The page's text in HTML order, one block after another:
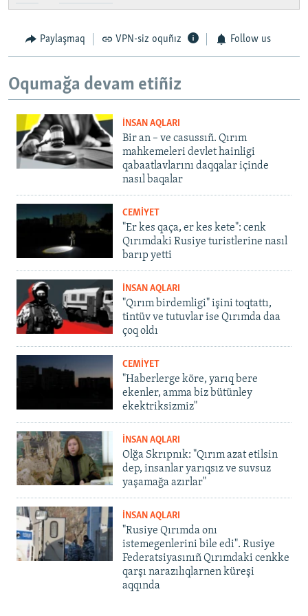
Paylaşmaq VPN-siz oquñız Follow us
Oqumağa devam etiñiz
İNSAN AQLARI
Bir an – ve casussıñ. Qırım
mahkemeleri devlet hainligi
qabaatlavlarını daqqalar içinde
nasıl baqalar
CEMİYET
"Er kes qaça, er kes kete": cenk
Qırımdaki Rusiye turistlerine nasıl
barıp yetti
İNSAN AQLARI
"Qırım birdemligi" işini toqtattı,
tintüv ve tutuvlar ise Qırımda daa
çoq oldı
CEMİYET
"Haberlerge köre, yarıq bere
ekenler, amma biz bütünley
ekektriksizmiz"
İNSAN AQLARI
Olğa Skrıpnık: "Qırım azat etilsin
dep, insanlar yarıqsız ve suvsuz
yaşamağa azırlar"
İNSAN AQLARI
"Rusiye Qırımda onı
istemegenlerini bile edi". Rusiye
Federatsiyasınıñ Qırımdaki cenkke
qarşı narazılıqlarnen küreşi
aqqında